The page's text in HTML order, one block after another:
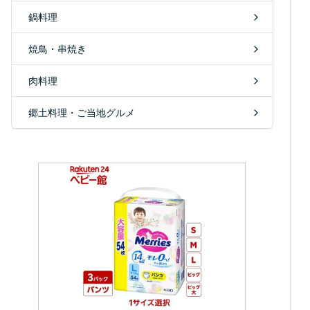
鍋料理
焼鳥・串焼き
肉料理
郷土料理・ご当地グルメ